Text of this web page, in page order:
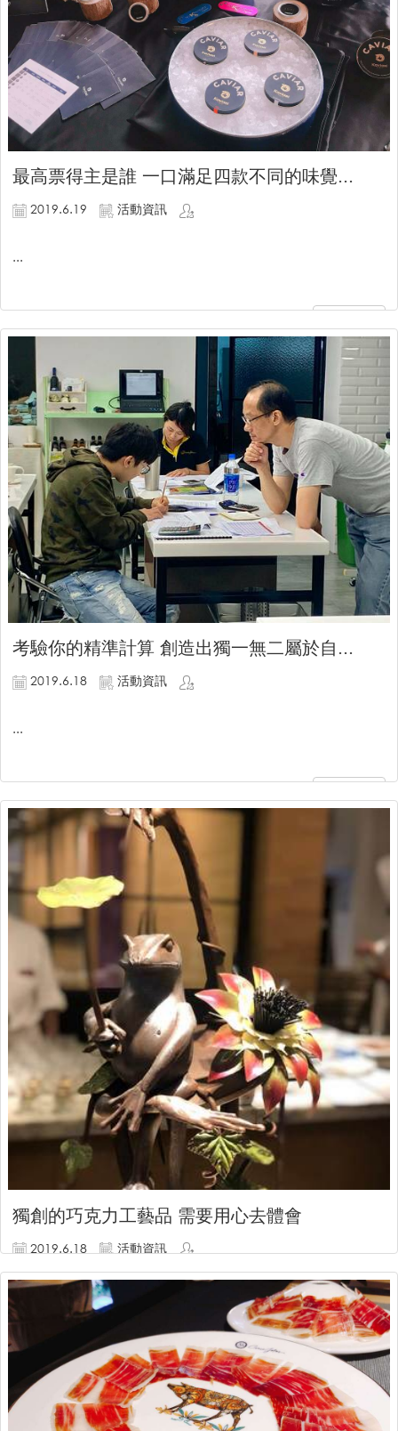
最高票得主是誰 一口滿足四款不同的味覺...
2019.6.19 活動資訊
...
考驗你的精準計算 創造出獨一無二屬於自...
2019.6.18 活動資訊
...
獨創的巧克力工藝品 需要用心去體會
2019.6.18 活動資訊
繼續閱讀